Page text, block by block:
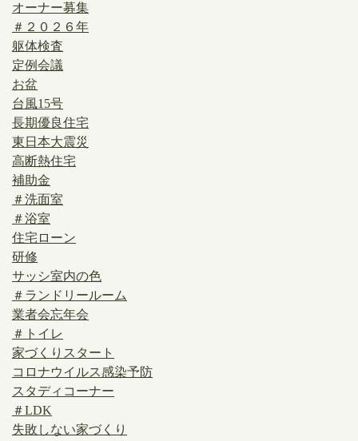
オーナー募集
＃２０２６年
躯体検査
定例会議
お盆
台風15号
長期優良住宅
東日本大震災
高断熱住宅
補助金
＃洗面室
＃浴室
住宅ローン
研修
サッシ室内の色
＃ランドリールーム
業者会忘年会
＃トイレ
家づくりスタート
コロナウイルス感染予防
スタディコーナー
＃LDK
失敗しない家づくり